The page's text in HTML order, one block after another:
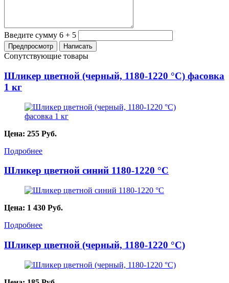
Введите сумму 6 + 5
Сопутствующие товары
Шликер цветной (черный, 1180-1220 °C) фасовка
1 кг
Цена: 255 Руб.
Подробнее
Шликер цветной синий 1180-1220 °С
Цена: 1 430 Руб.
Подробнее
Шликер цветной (черный, 1180-1220 °C)